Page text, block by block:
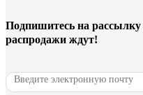
Подпишитесь на рассылку
распродажи ждут!